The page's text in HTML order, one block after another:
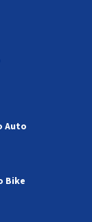
Auto
Bike